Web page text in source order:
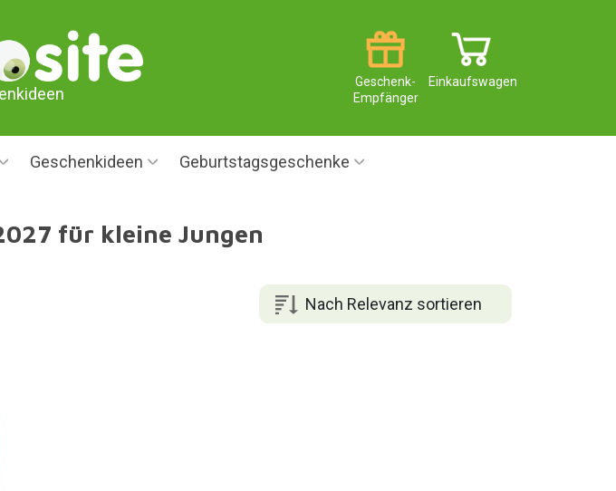
Einkaufswagen
Geschenk-
Empfänger
Geschenkideen Geburtstagsgeschenke
für kleine Jungen
Nach Relevanz sortieren